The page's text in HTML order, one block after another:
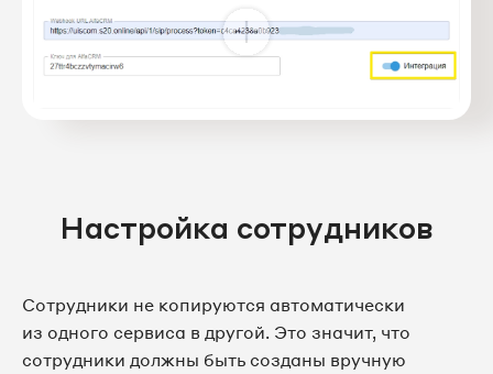
Настройка сотрудников
Сотрудники не копируются автоматически
из одного сервиса в другой. Это значит, что
сотрудники должны быть созданы вручную